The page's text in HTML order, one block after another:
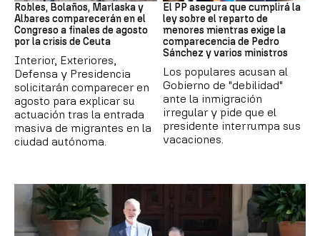
Robles, Bolaños, Marlaska y
Albares comparecerán en el
Congreso a finales de agosto
por la crisis de Ceuta
Interior, Exteriores,
Defensa y Presidencia
solicitarán comparecer en
agosto para explicar su
actuación tras la entrada
masiva de migrantes en la
ciudad autónoma.
El PP asegura que cumplirá la
ley sobre el reparto de
menores mientras exige la
comparecencia de Pedro
Sánchez y varios ministros
Los populares acusan al
Gobierno de "debilidad"
ante la inmigración
irregular y pide que el
presidente interrumpa sus
vacaciones.